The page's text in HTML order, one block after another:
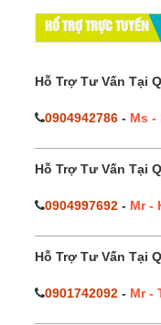
HỔ TRỢ TRỰC TUYẾN
Hỗ Trợ Tư Vấn Tại
0904942786 - Ms -
Hỗ Trợ Tư Vấn Tại
0904997692 - Mr -
Hỗ Trợ Tư Vấn Tại
0901742092 - Mr -